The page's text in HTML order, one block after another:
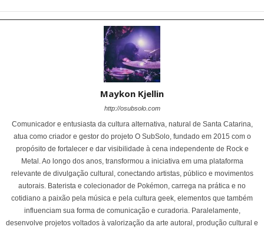
Maykon Kjellin
http://osubsolo.com
Comunicador e entusiasta da cultura alternativa, natural de Santa Catarina,
atua como criador e gestor do projeto O SubSolo, fundado em 2015 com o
propósito de fortalecer e dar visibilidade à cena independente de Rock e
Metal. Ao longo dos anos, transformou a iniciativa em uma plataforma
relevante de divulgação cultural, conectando artistas, público e movimentos
autorais. Baterista e colecionador de Pokémon, carrega na prática e no
cotidiano a paixão pela música e pela cultura geek, elementos que também
influenciam sua forma de comunicação e curadoria. Paralelamente,
desenvolve projetos voltados à valorização da arte autoral, produção cultural e